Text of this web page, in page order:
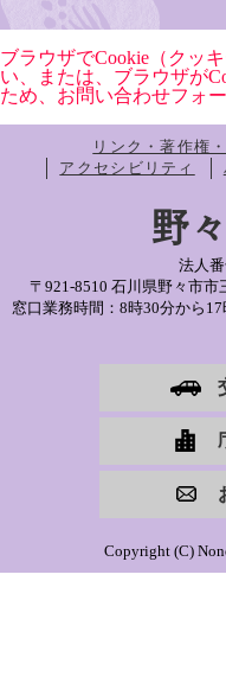
ブラウザでCookie（クッ
い、または、ブラウザが
ため、お問い合わせフォ
リンク・著作権
アクセシビリティ
野
法人
〒921-8510 石川県野々市市
窓口業務時間：8時30分から17
Copyright (C)